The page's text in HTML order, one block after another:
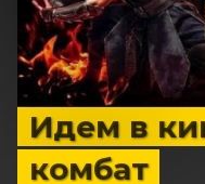
Идем в
комбат